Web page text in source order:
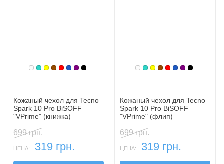
Белый
Бирюзовый
Желтый
Коричневый
Красный
Синий, темный
Фиолетовый, темный
Черный
Кожаный чехол для Tecno
Spark 10 Pro BiSOFF
"VPrime" (книжка)
699 грн.
ЦЕНА: 319 грн.
Белый
Бирюзовый
Желтый
Коричневый
Красный
Синий,Черный
Кожаный чехол для Tecno
Spark 10 Pro BiSOFF
"VPrime" (флип)
699 грн.
ЦЕНА: 319 грн.